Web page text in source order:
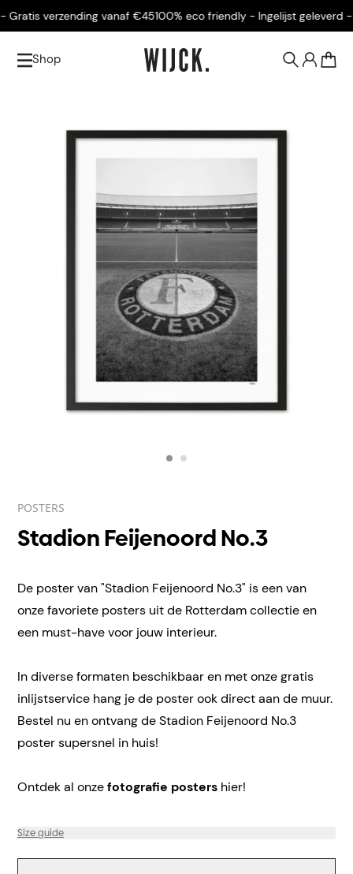
verzending vanaf €45100% eco friendly - Ingelijst geleverd -
Shop
POSTERS
Stadion Feijenoord No.3
De poster van "Stadion Feijenoord No.3" is een van
onze favoriete posters uit de Rotterdam collectie en
een must-have voor jouw interieur.
In diverse formaten beschikbaar en met onze gratis
inlijstservice hang je de poster ook direct aan de muur.
Bestel nu en ontvang de Stadion Feijenoord No.3
poster supersnel in huis!
Ontdek al onzefotografie posters hier!
Size guide